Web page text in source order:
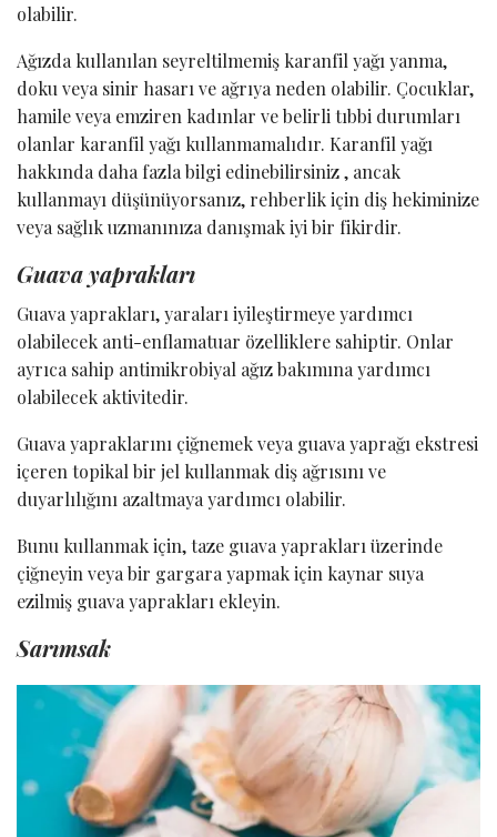
olabilir.
Ağızda kullanılan seyreltilmemiş karanfil yağı yanma,
doku veya sinir hasarı ve ağrıya neden olabilir. Çocuklar,
hamile veya emziren kadınlar ve belirli tıbbi durumları
olanlar karanfil yağı kullanmamalıdır. Karanfil yağı
hakkında daha fazla bilgi edinebilirsiniz , ancak
kullanmayı düşünüyorsanız, rehberlik için diş hekiminize
veya sağlık uzmanınıza danışmak iyi bir fikirdir.
Guava yaprakları
Guava yaprakları, yaraları iyileştirmeye yardımcı
olabilecek anti-enflamatuar özelliklere sahiptir. Onlar
ayrıca sahip antimikrobiyal ağız bakımına yardımcı
olabilecek aktivitedir.
Guava yapraklarını çiğnemek veya guava yaprağı ekstresi
içeren topikal bir jel kullanmak diş ağrısını ve
duyarlılığını azaltmaya yardımcı olabilir.
Bunu kullanmak için, taze guava yaprakları üzerinde
çiğneyin veya bir gargara yapmak için kaynar suya
ezilmiş guava yaprakları ekleyin.
Sarımsak